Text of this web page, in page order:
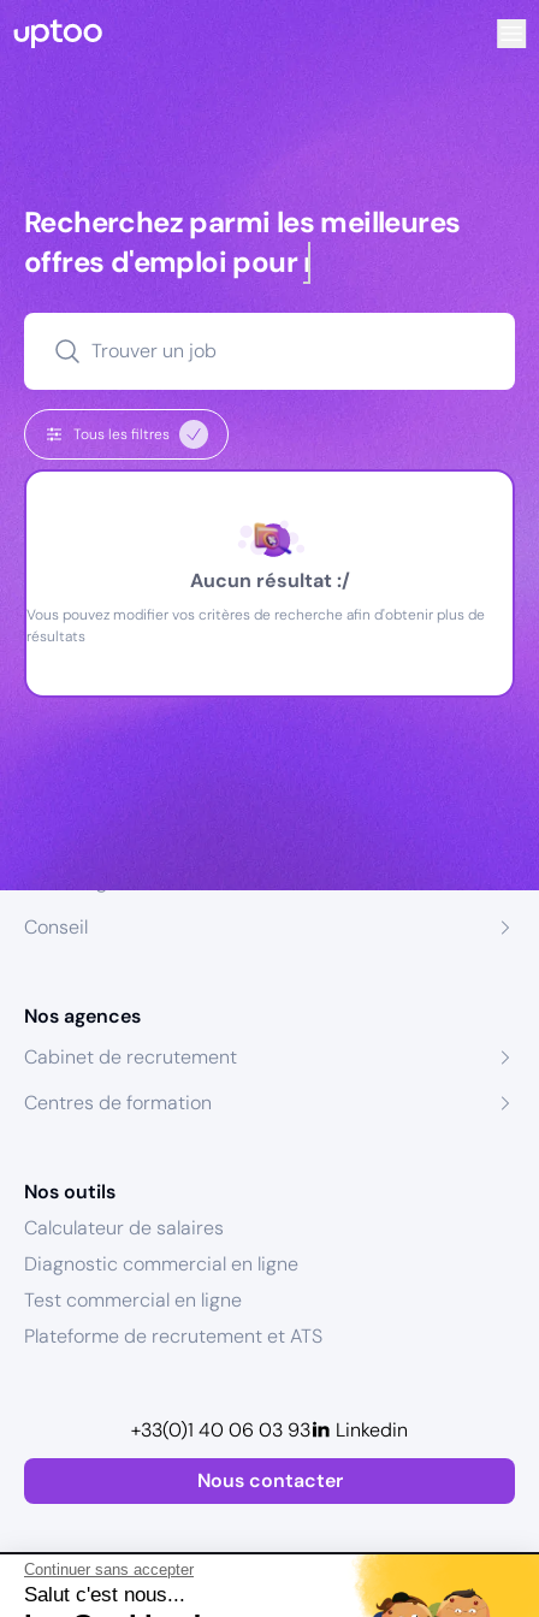
Continuer sans accepter
Salut c'est nous...
Recherchez parmi les meilleures
Recherchez parmi les meilleures
offres d'emploi pourmanagers
Trouver un job
Tous les filtres
Aucun résultat :/
Vous pouvez modifier vos critères de recherche afin d'obtenir plus de
résultats
Conseil
Nos agences
Cabinet de recrutement
Centres de formation
Nos outils
Calculateur de salaires
Diagnostic commercial en ligne
Test commercial en ligne
Plateforme de recrutement et ATS
Nous contacter
+33(0)1 40 06 03 93 Linkedin